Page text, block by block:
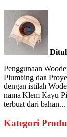
Penggunaan
Plumbing dan
dengan istilah
nama Klem Kayu
terbuat dari bahan...
Kategori